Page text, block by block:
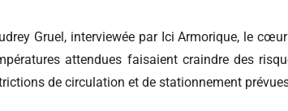
Gruel, interviewée par Ici Armorique, le
attendues faisaient craindre des
de circulation et de stationnement